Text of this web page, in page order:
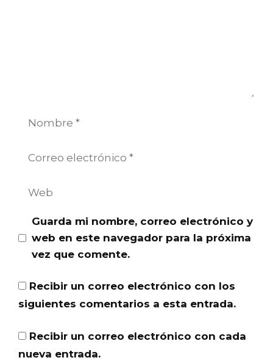
Nombre
Guarda mi nombre, correo electrónico y
web en este navegador para la próxima
vez que comente.
Recibir un correo electrónico con los
siguientes comentarios a esta entrada.
Recibir un correo electrónico con cada
nueva entrada.